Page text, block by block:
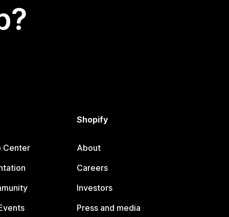
Center
Shopify
About
Careers
Investors
Press and media